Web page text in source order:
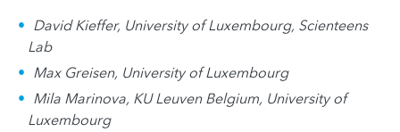
David Kieffer, University of Luxembourg, Scienteens
Lab
Max Greisen, University of Luxembourg
Mila Marinova, KU Leuven Belgium, University of
Luxembourg